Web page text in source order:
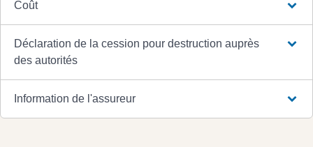
Coût
Déclaration de la cession pour destruction auprès
des autorités
Information de l'assureur